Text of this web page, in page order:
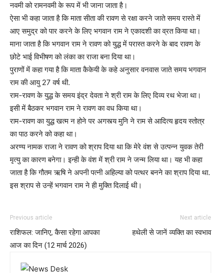
नवमी को रामनवमी के रूप में भी जाना जाता है।
ऐसा भी कहा जाता है कि माता सीता की रावण से रक्षा करने जाते समय रास्ते में
आए समुद्र को पार करने के लिए भगवान राम ने एकादशी का व्रत किया था।
माना जाता है कि भगवान राम ने रावण को युद्ध में परास्त करने के बाद रावण के
छोटे भाई विभीषण को लंका का राजा बना दिया था।
पुराणों में कहा गया है कि माता कैकेयी के कहे अनुसार वनवास जाते समय भगवान
राम की आयु 27 वर्ष थी.
राम-रावण के युद्ध के समय इंद्र देवता ने श्री राम के लिए दिव्य रथ भेजा था।
इसी में बैठकर भगवान राम ने रावण का वध किया था।
राम-रावण का युद्ध खत्म न होने पर अगस्त्य मुनि ने राम से आदित्य हृदय स्तोत्र
का पाठ करने को कहा था।
अरण्य नामक राजा ने रावण को श्राप दिया था कि मेरे वंश से उत्पन्न युवक तेरी
मृत्यु का कारण बनेगा। इन्ही के वंश में श्री राम ने जन्म लिया था। यह भी कहा
जाता है कि गौतम ऋषि ने अपनी पत्नी अहिल्या को पत्थर बनने का श्राप दिया था.
इस श्राप से उन्हें भगवान राम ने ही मुक्ति दिलाई थी।
Previous article
राशिफल: जानिए, कैसा रहेगा आपका
आज का दिन (12 मार्च 2026)
Next article
हथेली से जानें व्यक्ति का स्वभाव